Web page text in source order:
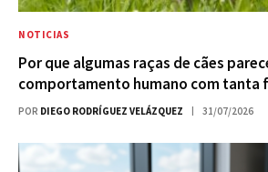
NOTICIAS
Por que algumas raças de cães
comportamento humano com tanta
POR DIEGO RODRÍGUEZ VELÁZQUEZ 31/07/2026